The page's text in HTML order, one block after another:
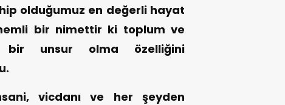
olduğumuz en değerli hayat
bir nimettir ki toplum ve
bir unsur olma özelliğini
vicdanı ve her şeyden